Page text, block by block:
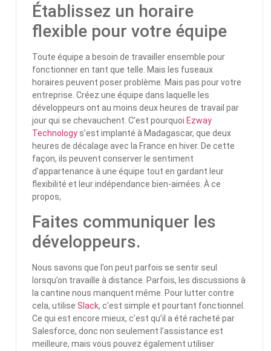
Établissez un horaire
flexible pour votre équipe
Toute équipe a besoin de travailler ensemble pour
fonctionner en tant que telle. Mais les fuseaux
horaires peuvent poser problème. Mais pas pour votre
entreprise. Créez une équipe dans laquelle les
développeurs ont au moins deux heures de travail par
jour qui se chevauchent. C’est pourquoi Ezway
Technology s’est implanté à Madagascar, que deux
heures de décalage avec la France en hiver. De cette
façon, ils peuvent conserver le sentiment
d’appartenance à une équipe tout en gardant leur
flexibilité et leur indépendance bien-aimées. À ce
propos,
Faites communiquer les
développeurs.
Nous savons que l’on peut parfois se sentir seul
lorsqu’on travaille à distance. Parfois, les discussions à
la cantine nous manquent même. Pour lutter contre
cela, utiliseSlack, c’est simple et pourtant fonctionnel.
Ce qui est encore mieux, c’est qu’il a été racheté par
Salesforce, donc non seulement l’assistance est
meilleure, mais vous pouvez également utiliser